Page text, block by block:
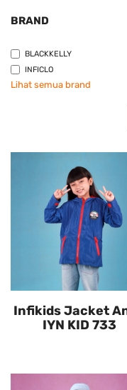
BRAND
BLACKKELLY
INFICLO
Lihat semua brand
Infikids Jacket
IYN KID 733